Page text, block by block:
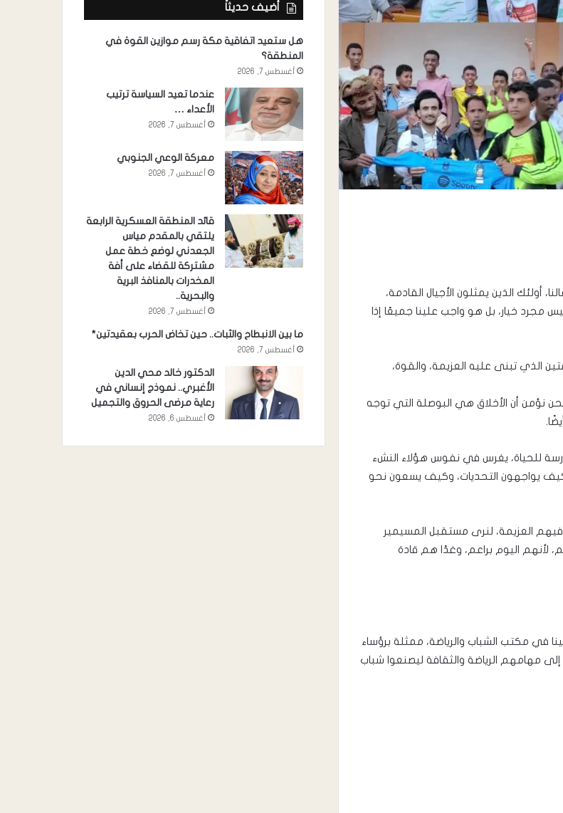
أولئك الذين يمثلون الأجيال القادمة،
مجرد خيار، بل هو واجب علينا جميعًا إذا
الذي تبنى عليه العزيمة، والقوة،
نؤمن أن الأخلاق هي البوصلة التي توجه
للحياة، يغرس في نفوس هؤلاء النشء
كيف يواجهون التحديات، وكيف يسعون نحو
فيهم العزيمة، لنرى مستقبل المسيمير
لأنهم اليوم براعم، وغدًا هم قادة
في مكتب الشباب والرياضة، ممثلة برؤساء
إلى مهامهم الرياضة والثقافة ليصنعوا شباب
أضيف حديثاً
هل ستعيد اتفاقية مكة رسم موازين القوة في
المنطقة؟
أغسطس 7, 2026
عندما تعيد السياسة ترتيب
الأعداء …
أغسطس 7, 2026
معركة الوعي الجنوبي
أغسطس 7, 2026
قائد المنطقة العسكرية الرابعة
يلتقي بالمقدم مياس
الجعدني لوضع خطة عمل
مشتركة للقضاء على أفة
المخدرات بالمنافذ البرية
والبحرية..
أغسطس 7, 2026
ما بين الانبطاح والثبات.. حين تخاض الحرب بعقيدتين*
أغسطس 7, 2026
الدكتور خالد محي الدين
الأغبري.. نموذج إنساني في
رعاية مرضى الحروق والتجميل
أغسطس 6, 2026